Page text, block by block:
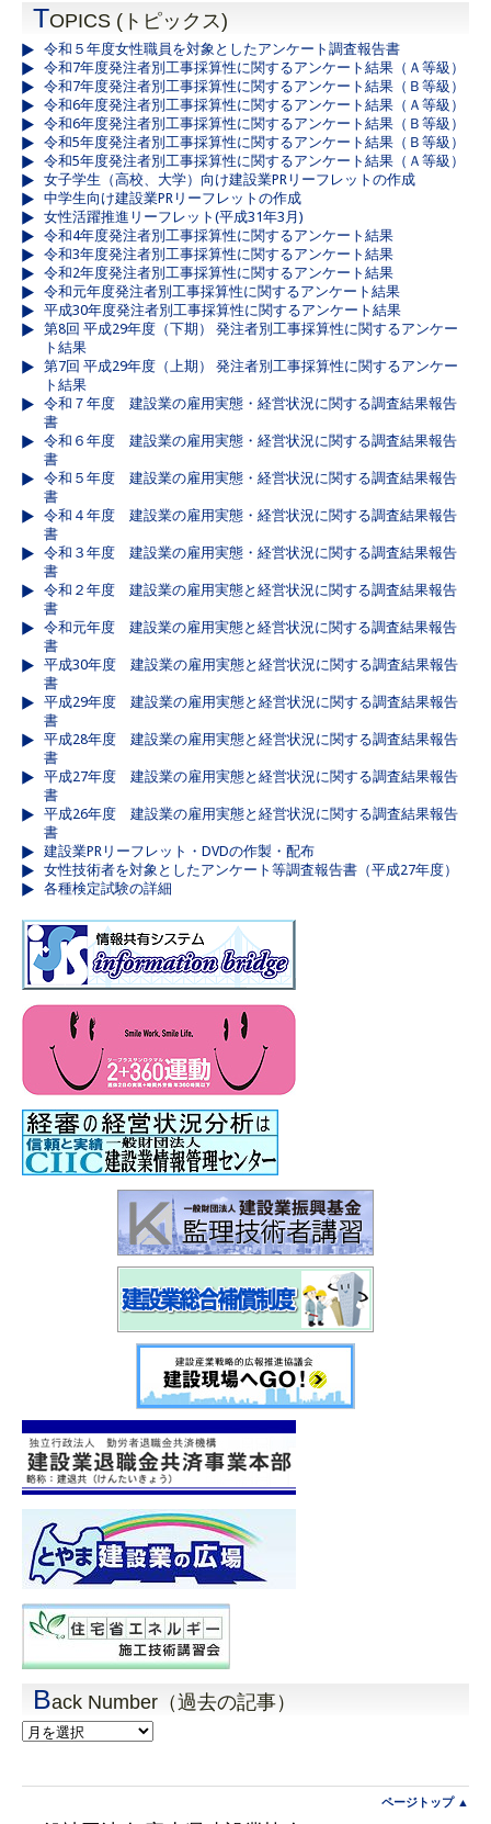
TOPICS (トピックス)
令和５年度女性職員を対象としたアンケート調査報告書
令和7年度発注者別工事採算性に関するアンケート結果（Ａ等級）
令和7年度発注者別工事採算性に関するアンケート結果（Ｂ等級）
令和6年度発注者別工事採算性に関するアンケート結果（Ａ等級）
令和6年度発注者別工事採算性に関するアンケート結果（Ｂ等級）
令和5年度発注者別工事採算性に関するアンケート結果（Ｂ等級）
令和5年度発注者別工事採算性に関するアンケート結果（Ａ等級）
女子学生（高校、大学）向け建設業PRリーフレットの作成
中学生向け建設業PRリーフレットの作成
女性活躍推進リーフレット(平成31年3月)
令和4年度発注者別工事採算性に関するアンケート結果
令和3年度発注者別工事採算性に関するアンケート結果
令和2年度発注者別工事採算性に関するアンケート結果
令和元年度発注者別工事採算性に関するアンケート結果
平成30年度発注者別工事採算性に関するアンケート結果
第8回 平成29年度（下期） 発注者別工事採算性に関するアンケー
ト結果
第7回 平成29年度（上期） 発注者別工事採算性に関するアンケー
ト結果
令和７年度 建設業の雇用実態・経営状況に関する調査結果報告
書
令和６年度 建設業の雇用実態・経営状況に関する調査結果報告
書
令和５年度 建設業の雇用実態・経営状況に関する調査結果報告
書
令和４年度 建設業の雇用実態・経営状況に関する調査結果報告
書
令和３年度 建設業の雇用実態・経営状況に関する調査結果報告
書
令和２年度 建設業の雇用実態と経営状況に関する調査結果報告
書
令和元年度 建設業の雇用実態と経営状況に関する調査結果報告
書
平成30年度 建設業の雇用実態と経営状況に関する調査結果報告
書
平成29年度 建設業の雇用実態と経営状況に関する調査結果報告
書
平成28年度 建設業の雇用実態と経営状況に関する調査結果報告
書
平成27年度 建設業の雇用実態と経営状況に関する調査結果報告
書
平成26年度 建設業の雇用実態と経営状況に関する調査結果報告
書
建設業PRリーフレット・DVDの作製・配布
女性技術者を対象としたアンケート等調査報告書（平成27年度）
各種検定試験の詳細
Back Number（過去の記事）
Back
Number（過
事）
ページトップ ▲